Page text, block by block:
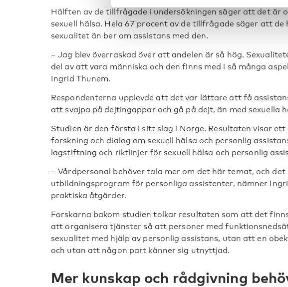
Hälften av de tillfrågade i undersökningen säger att det är
sexuell hälsa. Hela 67 procent av de tillfrågade säger att de
sexualitet än ber om assistans med den.
– Jag blev överraskad över att andelen är så hög.
del av att vara människa och den finns med i så många
Ingrid Thunem.
Respondenterna upplevde att det var lättare att få
att svajpa på dejtingappar och gå på dejt, än med sexuella
Studien är den första i sitt slag i Norge. Resultaten visar ett
forskning och dialog om sexuell hälsa och personlig
lagstiftning och riktlinjer för sexuell hälsa och personlig
– Vårdpersonal behöver tala mer om det här temat, och det
utbildningsprogram för personliga assistenter, nämner
praktiska åtgärder.
Forskarna bakom studien tolkar resultaten som att det
att organisera tjänster så att personer med
sexualitet med hjälp av personlig assistans, utan att en
och utan att någon part känner sig utnyttjad.
Mer kunskap och rådgivning